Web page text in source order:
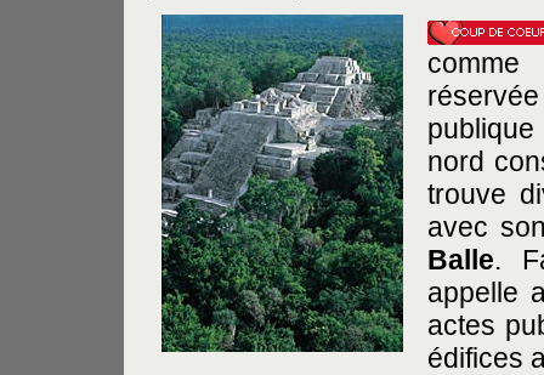
nord
trouve
avec
Balle.
appelle
actes
édifices